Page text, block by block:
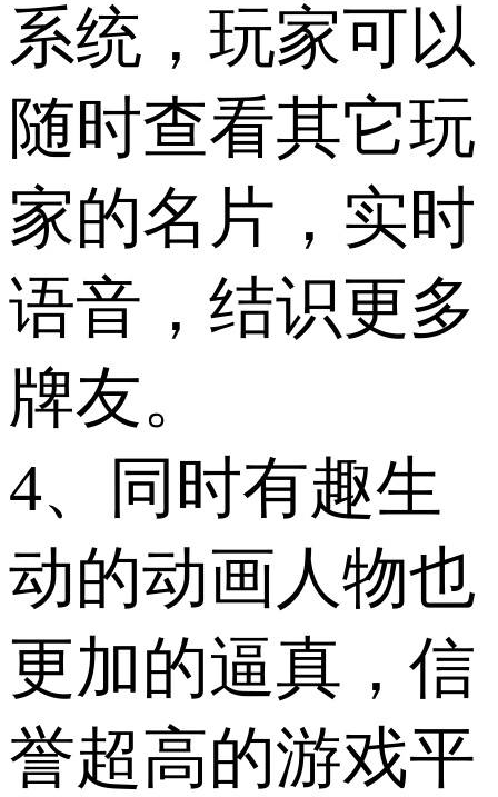
系统，玩家可以
随时查看其它玩
家的名片，实时
语音，结识更多
牌友。
4、同时有趣生
动的动画人物也
更加的逼真，信
誉超高的游戏平